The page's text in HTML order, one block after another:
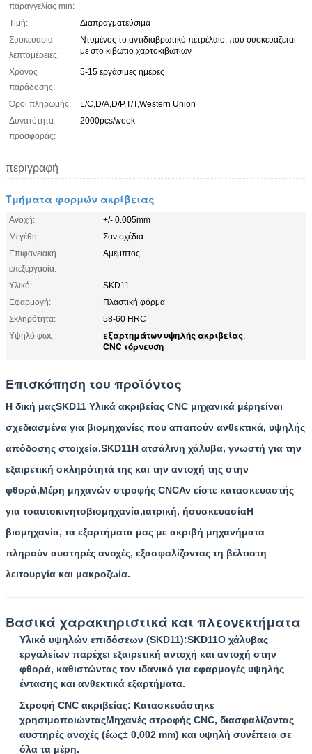
παραγγελίας min:
Τιμή:
Διαπραγματεύσιμα
Συσκευασία
λεπτομέρειες:
Ντυμένος το αντιδιαβρωτικό πετρέλαιο, που συσκευάζεται
με στο κιβώτιο χαρτοκιβωτίων
Χρόνος
παράδοσης:
5-15 εργάσιμες ημέρες
Όροι πληρωμής:
L/C,D/A,D/P,T/T,Western Union
Δυνατότητα
προσφοράς:
2000pcs/week
περιγραφή
Τμήματα φορμών ακρίβειας
Ανοχή:
+/- 0.005mm
Μεγέθη:
Σαν σχέδια
Επιφανειακή
επεξεργασία:
Αμεμπτος
Υλικό:
SKD11
Εφαρμογή:
Πλαστική φόρμα
Σκληρότητα:
58-60 HRC
Υψηλό φως:
εξαρτημάτων υψηλής ακριβείας,
CNC τόρνευση
Επισκόπηση του προϊόντος
Η δική μαςSKD11 Υλικά ακριβείας CNC μηχανικά μέρηείναι
σχεδιασμένα για βιομηχανίες που απαιτούν ανθεκτικά, υψηλής
απόδοσης στοιχεία.SKD11Η ατσάλινη χάλυβα, γνωστή για την
εξαιρετική σκληρότητά της και την αντοχή της στην
φθορά,Μέρη μηχανών στροφής CNCΑν είστε κατασκευαστής
για τοαυτοκινητοβιομηχανία,ιατρική, ήσυσκευασίαΗ
βιομηχανία, τα εξαρτήματα μας με ακριβή μηχανήματα
πληρούν αυστηρές ανοχές, εξασφαλίζοντας τη βέλτιστη
λειτουργία και μακροζωία.
Βασικά χαρακτηριστικά και πλεονεκτήματα
Υλικό υψηλών επιδόσεων (SKD11):SKD11Ο χάλυβας
εργαλείων παρέχει εξαιρετική αντοχή και αντοχή στην
φθορά, καθιστώντας τον ιδανικό για εφαρμογές υψηλής
έντασης και ανθεκτικά εξαρτήματα.
Στροφή CNC ακριβείας: Κατασκευάστηκε
χρησιμοποιώνταςΜηχανές στροφής CNC, διασφαλίζοντας
αυστηρές ανοχές (έως± 0,002 mm) και υψηλή συνέπεια σε
όλα τα μέρη.